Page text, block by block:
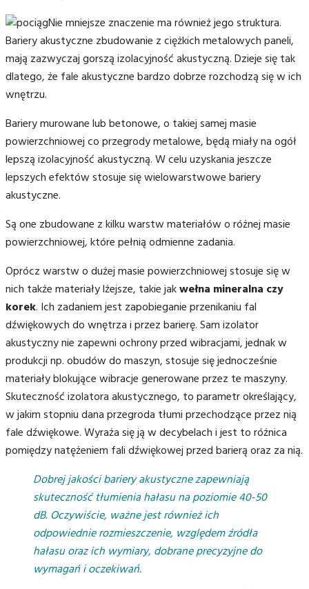
Nie mniejsze znaczenie ma również jego struktura.
Bariery akustyczne zbudowanie z ciężkich metalowych paneli,
mają zazwyczaj gorszą izolacyjność akustyczną. Dzieje się tak
dlatego, że fale akustyczne bardzo dobrze rozchodzą się w ich
wnętrzu.
Bariery murowane lub betonowe, o takiej samej masie
powierzchniowej co przegrody metalowe, będą miały na ogół
lepszą izolacyjność akustyczną. W celu uzyskania jeszcze
lepszych efektów stosuje się wielowarstwowe bariery
akustyczne.
Są one zbudowane z kilku warstw materiałów o różnej masie
powierzchniowej, które pełnią odmienne zadania.
Oprócz warstw o dużej masie powierzchniowej stosuje się w
nich także materiały lżejsze, takie jakwełna mineralna czy
korek. Ich zadaniem jest zapobieganie przenikaniu fal
dźwiękowych do wnętrza i przez barierę. Sam izolator
akustyczny nie zapewni ochrony przed wibracjami, jednak w
produkcji np. obudów do maszyn, stosuje się jednocześnie
materiały blokujące wibracje generowane przez te maszyny.
Skuteczność izolatora akustycznego, to parametr określający,
w jakim stopniu dana przegroda tłumi przechodzące przez nią
fale dźwiękowe. Wyraża się ją w decybelach i jest to różnica
pomiędzy natężeniem fali dźwiękowej przed barierą oraz za nią.
Dobrej jakości bariery akustyczne zapewniają
skuteczność tłumienia hałasu na poziomie 40-50
dB. Oczywiście, ważne jest również ich
odpowiednie rozmieszczenie, względem źródła
hałasu oraz ich wymiary, dobrane precyzyjne do
wymagań i oczekiwań.